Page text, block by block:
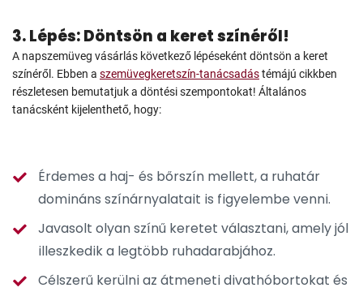
3. Lépés: Döntsön a keret színéről!
A napszemüveg vásárlás következő lépéseként döntsön a keret
színéről. Ebben a szemüvegkeretszín-tanácsadástémájú cikkben
részletesen bemutatjuk a döntési szempontokat! Általános
tanácsként kijelenthető, hogy:
Érdemes a haj- és bőrszín mellett, a ruhatár
domináns színárnyalatait is figyelembe venni.
Javasolt olyan színű keretet választani, amely jól
illeszkedik a legtöbb ruhadarabjához.
Célszerű kerülni az átmeneti divathóbortokat és